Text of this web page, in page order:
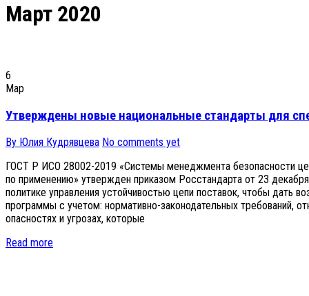
Март 2020
6
Мар
Утверждены новые национальные стандарты для
By Юлия Кудрявцева No comments yet
ГОСТ Р ИСО 28002-2019 «Системы менеджмента безопасности
по применению» утвержден приказом Росстандарта от 23
политике управления устойчивостью цепи поставок, чтобы дать
программы с учетом: нормативно-законодательных требований,
опасностях и угрозах, которые
Read more